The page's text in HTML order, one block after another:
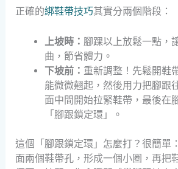
正確的綁鞋帶技巧其實分兩個階段：
上坡時： 腳踝以上放鬆一點，
曲，節省體力。
下坡前： 重新調整！先鬆開鞋
能微微翹起，然後用力把腳跟
面中間開始拉緊鞋帶，最後在
「腳跟鎖定環」。
這個「腳跟鎖定環」怎麼打？很簡單
面兩個鞋帶孔，形成一個小圈，再把